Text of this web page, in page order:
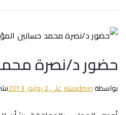
حضور د/نصرة محمد
بواسطةadminنشر على2 يوليو, 2013